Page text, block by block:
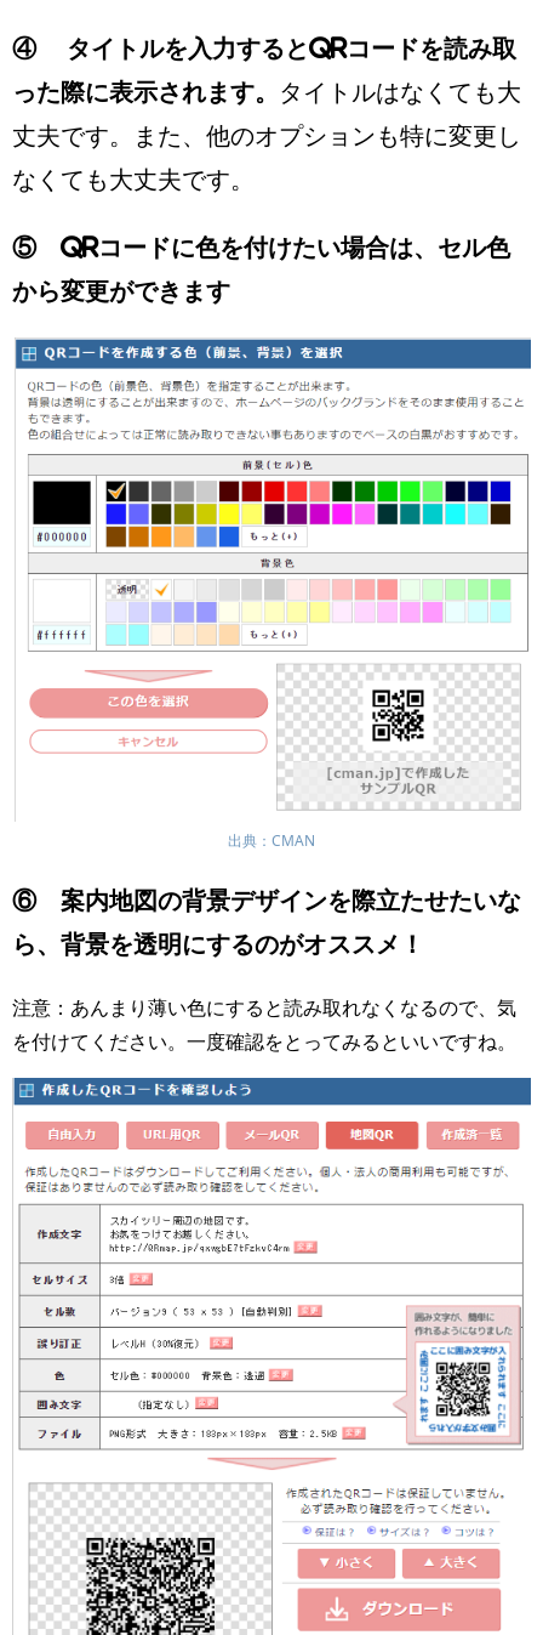
④ タイトルを入力するとQRコードを読み取
った際に表示されます。 タイトルはなくても大
丈夫です。また、他のオプションも特に変更し
なくても大丈夫です。
⑤ QRコードに色を付けたい場合は、セル色
から変更ができます
出典：CMAN
⑥ 案内地図の背景デザインを際立たせたいな
ら、背景を透明にするのがオススメ！
注意：あんまり薄い色にすると読み取れなくなるので、気
を付けてください。一度確認をとってみるといいですね。